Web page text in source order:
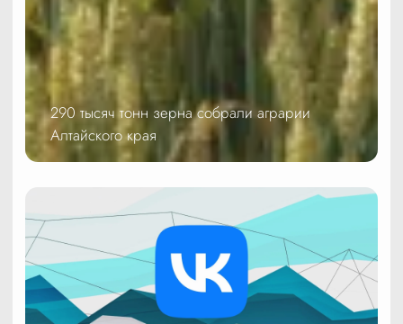
290 тысяч тонн зерна собрали аграрии
Алтайского края